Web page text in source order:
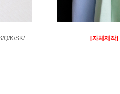
Q/K/SK/
[자체제작]